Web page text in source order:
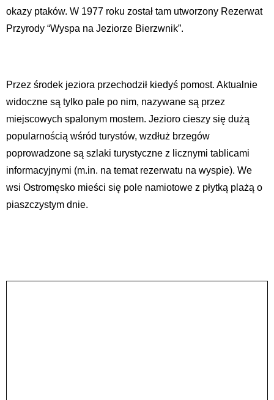
okazy ptaków. W 1977 roku został tam utworzony Rezerwat
Przyrody “Wyspa na Jeziorze Bierzwnik”.
Przez środek jeziora przechodził kiedyś pomost. Aktualnie
widoczne są tylko pale po nim, nazywane są przez
miejscowych spalonym mostem. Jezioro cieszy się dużą
popularnością wśród turystów, wzdłuż brzegów
poprowadzone są szlaki turystyczne z licznymi tablicami
informacyjnymi (m.in. na temat rezerwatu na wyspie). We
wsi Ostromęsko mieści się pole namiotowe z płytką plażą o
piaszczystym dnie.